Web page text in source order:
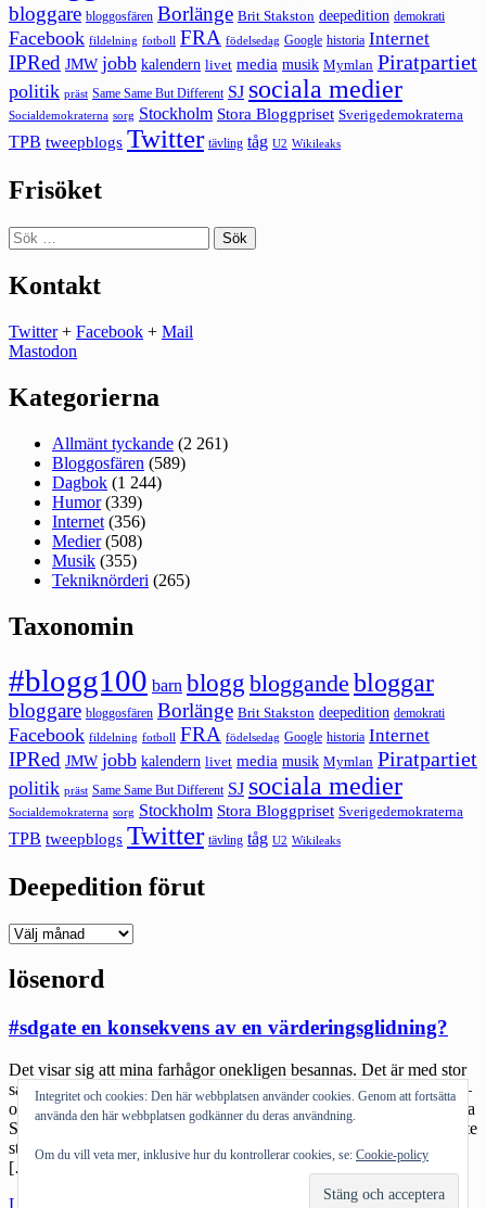
bloggare bloggosfären Borlänge Brit Stakston deepedition demokrati
Facebook fildelning fotboll FRA födelsedag Google historia Internet
IPRed JMW jobb kalendern livet media musik Mymlan Piratpartiet
politik präst Same Same But Different SJ sociala medier
Socialdemokraterna sorg Stockholm Stora Bloggpriset Sverigedemokraterna
TPB tweepblogs Twitter tävling tåg U2 Wikileaks
Frisöket
Sök
efter:
Kontakt
Twitter+ Facebook + Mail
Mastodon
Kategorierna
Allmänt tyckande (2 261)
Bloggosfären (589)
Dagbok (1 244)
Humor(339)
Internet (356)
Medier(508)
Musik (355)
Tekniknörderi (265)
Taxonomin
#blogg100 barn blogg bloggande bloggar
bloggare bloggosfären Borlänge Brit Stakston deepedition demokrati
Facebook fildelning fotboll FRA födelsedag Google historia Internet
IPRed JMW jobb kalendern livet media musik Mymlan Piratpartiet
politik präst Same Same But Different SJ sociala medier
Socialdemokraterna sorg Stockholm Stora Bloggpriset Sverigedemokraterna
TPB tweepblogs Twitter tävling tåg U2 Wikileaks
Deepedition förut
Deepedition
lösenord
#sdgate en konsekvens av en värderingsglidning?
Det visar sig att mina farhågor onekligen besannas. Det är med stor
sannolikhet inte Petzäll som ligger bakom journalisternas lösenord –
och hela den historia som började att rullas upp där det sades att hela
SD-ledningen kunnat läsa alla mail från olika journalister, verkar inte
stämma. Istället visar det sig att tjänsten Bloggtoppen tappat iväg
[…]
Läs mer
Integritet och cookies: Den här webbplatsen använder cookies. Genom att fortsätta
använda den här webbplatsen godkänner du deras användning.
Om du vill veta mer, inklusive hur du kontrollerar cookies, se: Cookie-policy